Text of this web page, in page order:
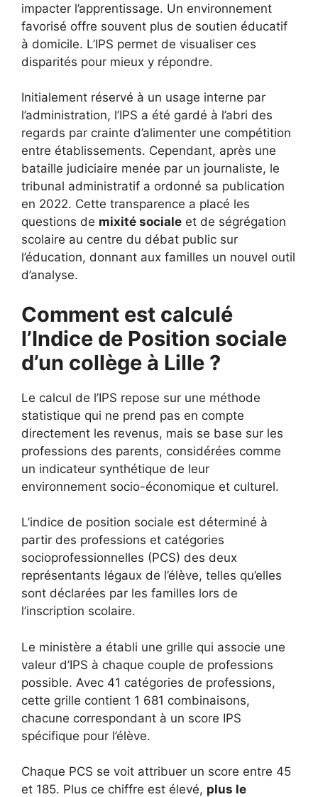
impacter l’apprentissage. Un environnement
favorisé offre souvent plus de soutien éducatif
à domicile. L’IPS permet de visualiser ces
disparités pour mieux y répondre.
Initialement réservé à un usage interne par
l’administration, l’IPS a été gardé à l’abri des
regards par crainte d’alimenter une compétition
entre établissements. Cependant, après une
bataille judiciaire menée par un journaliste, le
tribunal administratif a ordonné sa publication
en 2022. Cette transparence a placé les
questions de mixité sociale et de ségrégation
scolaire au centre du débat public sur
l’éducation, donnant aux familles un nouvel outil
d’analyse.
Comment est calculé
l’Indice de Position sociale
d’un collège à Lille ?
Le calcul de l’IPS repose sur une méthode
statistique qui ne prend pas en compte
directement les revenus, mais se base sur les
professions des parents, considérées comme
un indicateur synthétique de leur
environnement socio-économique et culturel.
L’indice de position sociale est déterminé à
partir des professions et catégories
socioprofessionnelles (PCS) des deux
représentants légaux de l’élève, telles qu’elles
sont déclarées par les familles lors de
l’inscription scolaire.
Le ministère a établi une grille qui associe une
valeur d’IPS à chaque couple de professions
possible. Avec 41 catégories de professions,
cette grille contient 1 681 combinaisons,
chacune correspondant à un score IPS
spécifique pour l’élève.
Chaque PCS se voit attribuer un score entre 45
et 185. Plus ce chiffre est élevé, plus le